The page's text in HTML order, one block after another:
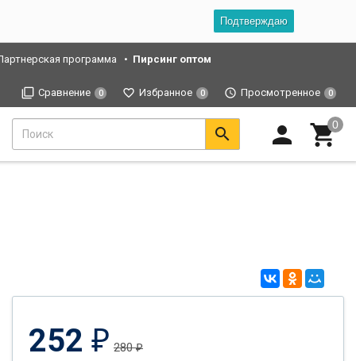
Подтверждаю
программа Пирсинг оптом
Сравнение 0 Избранное 0 Просмотренное 0
252 ₽ 280₽